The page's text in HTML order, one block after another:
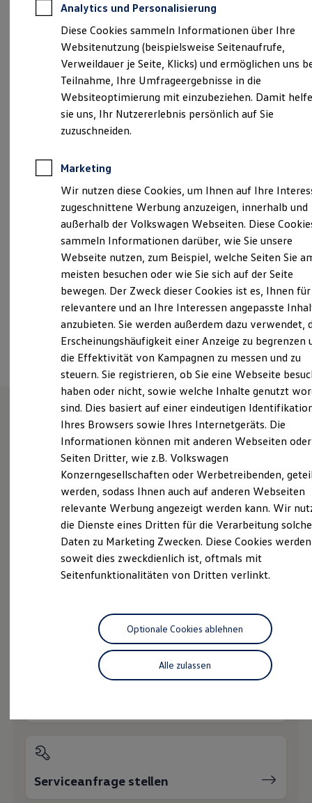
Kfz-Versicherung
Restschuldversicherungen
Garantien
Wartungsverträge
Geschäftskunden
Professional Class bei Volkswagen
Großkunden
Behörden
Direktkunden
Sonderfahrzeuge
Anpfiff zum Gewinn
Elektroautos
ID. Tutorials
Elektrofahrzeugkonzepte
Reichweite
Reichweite der ID. Modelle
Reichweite im Winter
Laden
Laden unterwegs
Laden Zuhause
Ladestationen finden
Ladezeitensimulator
Batterie
Sicherheit
Garantie und Lebensdauer
Nachhaltigkeit
Technologie
Kosten und Kauf
Verbrauchskosten
Kaufoptionen
E-Auto-Förderung
Software und Konnektivität
ID. Software Versionen und Updates
Digitale Extras
Schnittstellen zu Ihrem ID.
Hybridautos
Marke und Erlebnis
Volkswagen R und R Experience
R-Modelle
Driving Experience
Volkswagen entdecken
Lifestyle Shop
T-Roc Kollektion
Golf Kollektion
ID. Kollektion
Volkswagen Kollektion
R-Kollektion
Service und Ersatzteile
Inspektion und HU/AU
Bierschneider GmbH (Impressum & Rechtliches)
info.schopfloch@bierschneider.de
+49 9857 97770
Montag Freitag 07:30 18:00
Samstag
08:00-12:00 Uhr
Sonntag
Geschlossen
Ansprechpartner
Wie können wir
Ihnen weiterhelfen?
Probefahrt vereinbaren
Fahrzeugangebot anfordern
Serviceanfrage stellen
Analytics und Personalisierung
Diese Cookies sammeln Informationen über Ihre
Websitenutzung (beispielsweise Seitenaufrufe,
Verweildauer je Seite, Klicks) und ermöglichen uns
Teilnahme, Ihre Umfrageergebnisse in die
Websiteoptimierung mit einzubeziehen. Damit
sie uns, Ihr Nutzererlebnis persönlich auf Sie
zuzuschneiden.
Marketing
Wir nutzen diese Cookies, um Ihnen auf Ihre
zugeschnittene Werbung anzuzeigen, innerhalb und
außerhalb der Volkswagen Webseiten. Diese
sammeln Informationen darüber, wie Sie unsere
Webseite nutzen, zum Beispiel, welche Seiten Sie
meisten besuchen oder wie Sie sich auf der Seite
bewegen. Der Zweck dieser Cookies ist es, Ihnen für
relevantere und an Ihre Interessen angepasste
anzubieten. Sie werden außerdem dazu verwendet,
Erscheinungshäufigkeit einer Anzeige zu begrenzen
die Effektivität von Kampagnen zu messen und zu
steuern. Sie registrieren, ob Sie eine Webseite
haben oder nicht, sowie welche Inhalte genutzt
sind. Dies basiert auf einer eindeutigen
Ihres Browsers sowie Ihres Internetgeräts. Die
Informationen können mit anderen Webseiten oder
Seiten Dritter, wie z.B. Volkswagen
Konzerngesellschaften oder Werbetreibenden,
werden, sodass Ihnen auch auf anderen Webseiten
relevante Werbung angezeigt werden kann. Wir
die Dienste eines Dritten für die Verarbeitung
Daten zu Marketing Zwecken. Diese Cookies
soweit dies zweckdienlich ist, oftmals mit
Seitenfunktionalitäten von Dritten verlinkt.
Alle zulassen
Optionale Cookies ablehnen